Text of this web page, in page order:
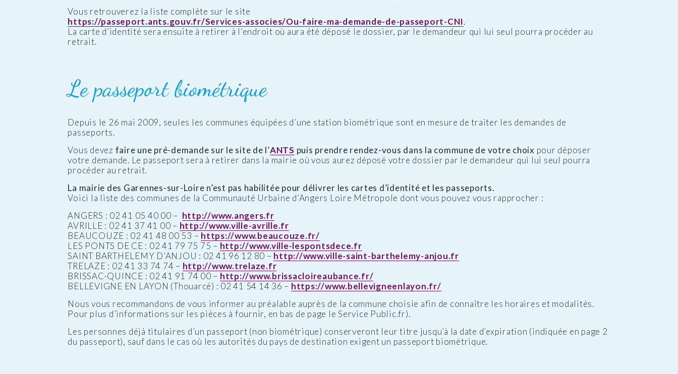
Vous retrouverez la liste complète sur le site
https://passeport.ants.gouv.fr/Services-associes/Ou-faire-ma-demande-de-passeport-CNI.
La carte d’identité sera ensuite à retirer à l’endroit où aura été déposé le dossier, par le demandeur qui lui seul pourra procéder au
retrait.
Le passeport biométrique
Depuis le 26 mai 2009, seules les communes équipées d’une station biométrique sont en mesure de traiter les demandes de
passeports.
Vous devez faire une pré-demande sur le site de l’ANTS puis prendre rendez-vous dans la commune de votre choix pour déposer
votre demande. Le passeport sera à retirer dans la mairie où vous aurez déposé votre dossier par le demandeur qui lui seul pourra
procéder au retrait.
La mairie des Garennes-sur-Loire n’est pas habilitée pour délivrer les cartes d’identité et les passeports.
Voici la liste des communes de la Communauté Urbaine d’Angers Loire Métropole dont vous pouvez vous rapprocher :
ANGERS : 02 41 05 40 00 – http://www.angers.fr
AVRILLE : 02 41 37 41 00 – http://www.ville-avrille.fr
BEAUCOUZE : 02 41 48 00 53 – https://www.beaucouze.fr/
LES PONTS DE CE : 02 41 79 75 75 – http://www.ville-lespontsdece.fr
SAINT BARTHELEMY D’ANJOU : 02 41 96 12 80 – http://www.ville-saint-barthelemy-anjou.fr
TRELAZE : 02 41 33 74 74 – http://www.trelaze.fr
BRISSAC-QUINCE : 02 41 91 74 00 – http://www.brissacloireaubance.fr/
BELLEVIGNE EN LAYON (Thouarcé) : 02 41 54 14 36 – https://www.bellevigneenlayon.fr/
Nous vous recommandons de vous informer au préalable auprès de la commune choisie afin de connaître les horaires et modalités.
Pour plus d’informations sur les pièces à fournir, en bas de page le Service Public.fr).
Les personnes déjà titulaires d’un passeport (non biométrique) conserveront leur titre jusqu’à la date d’expiration (indiquée en page 2
du passeport), sauf dans le cas où les autorités du pays de destination exigent un passeport biométrique.